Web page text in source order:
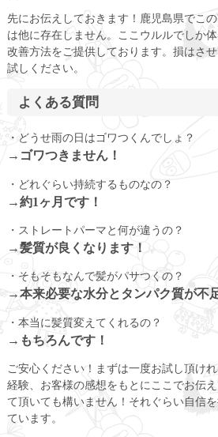
先にお伝えしておきます！鹿児島県でこ
は他に存在しません。ここウルルでしか
改善方法をご提供しております。損はさ
試しください。
よくある質問
・どうせ雨の日はゴワつくんでしょ？
→ゴワつきません！
・どれぐらい持続するものなの？
→約1ヶ月です！
・ストレートパーマと何が違うの？
→髪質が良くなります！
・そもそもなんで髪がパサつくの？
→本来必要な水分とタンパク質が不
・本当に髪質変えてくれるの？
→もちろんです！
ご安心ください！まずは一度お試し頂け
経験、お客様の感想をもとにここでお伝
て頂いても構いません！それぐらい自信
ています。